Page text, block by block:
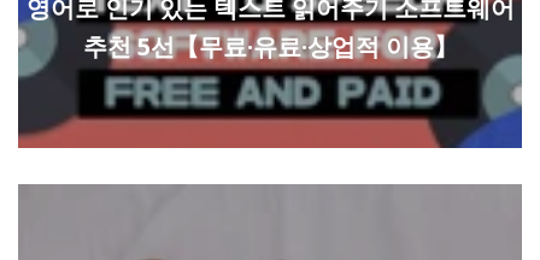
영어로 인기 있는 텍스트 읽어주기 소프트웨어
추천 5선【무료·유료·상업적 이용】